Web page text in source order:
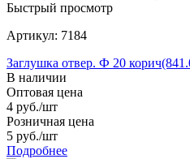
Быстрый просмотр
Артикул: 7184
Заглушка отвер. Ф 20
В наличии
Оптовая цена
4 руб./шт
Розничная цена
5 руб./шт
Подробнее